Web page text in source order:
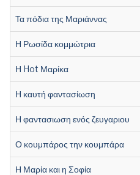
Τα πόδια της Μαριάννας
Η Ρωσίδα κομμώτρια
Η Hot Μαρίκα
Η καυτή φαντασίωση
Η φαντασιωση ενός ζευγαριου
Ο κουμπάρος την κουμπάρα
Η Μαρία και η Σοφία